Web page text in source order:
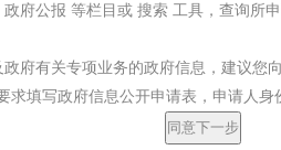
府公报 等栏目或 搜索 工具，查询所
府有关专项业务的政府信息，建议您
填写政府信息公开申请表，申请人
同意下一步